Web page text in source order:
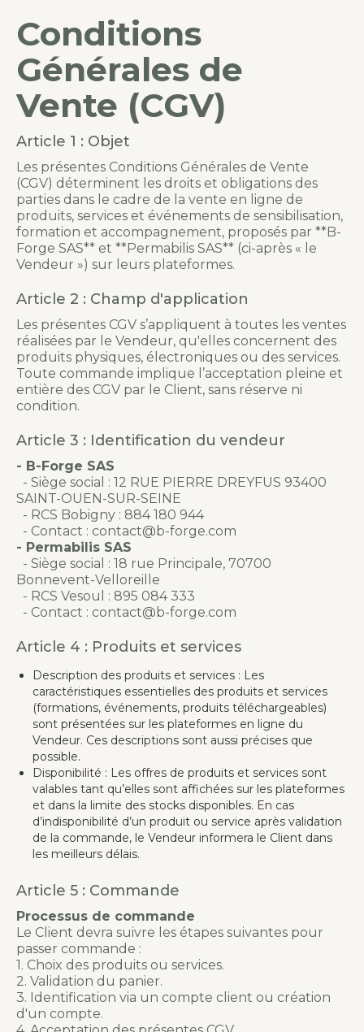
Conditions
Générales de
Vente (CGV)
Article 1 : Objet
Les présentes Conditions Générales de Vente
(CGV) déterminent les droits et obligations des
parties dans le cadre de la vente en ligne de
produits, services et événements de sensibilisation,
formation et accompagnement, proposés par **B-
Forge SAS** et **Permabilis SAS** (ci-après « le
Vendeur ») sur leurs plateformes.
Article 2 : Champ d'application
Les présentes CGV s’appliquent à toutes les ventes
réalisées par le Vendeur, qu'elles concernent des
produits physiques, électroniques ou des services.
Toute commande implique l’acceptation pleine et
entière des CGV par le Client, sans réserve ni
condition.
Article 3 : Identification du vendeur
- B-Forge SAS
- Siège social : 12 RUE PIERRE DREYFUS 93400
SAINT-OUEN-SUR-SEINE
- RCS Bobigny : 884 180 944
- Contact : contact@b-forge.com
- Permabilis SAS
- Siège social : 18 rue Principale, 70700
Bonnevent-Velloreille
- RCS Vesoul : 895 084 333
- Contact : contact@b-forge.com
Article 4 : Produits et services
Description des produits et services : Les
caractéristiques essentielles des produits et services
(formations, événements, produits téléchargeables)
sont présentées sur les plateformes en ligne du
Vendeur. Ces descriptions sont aussi précises que
possible.
Disponibilité : Les offres de produits et services sont
valables tant qu’elles sont affichées sur les plateformes
et dans la limite des stocks disponibles. En cas
d’indisponibilité d’un produit ou service après validation
de la commande, le Vendeur informera le Client dans
les meilleurs délais.
Article 5 : Commande
Processus de commande
Le Client devra suivre les étapes suivantes pour
passer commande :
1. Choix des produits ou services.
2. Validation du panier.
3. Identification via un compte client ou création
d'un compte.